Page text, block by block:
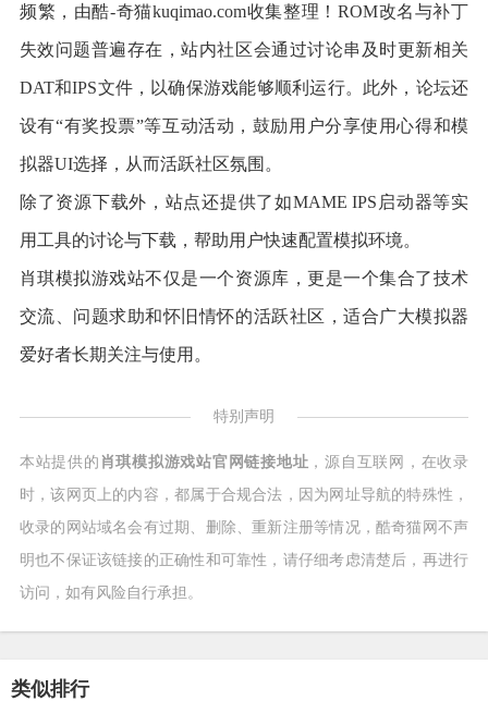
频繁，由酷-奇猫kuqimao.com收集整理！ROM改名与补丁
失效问题普遍存在，站内社区会通过讨论串及时更新相关
DAT和IPS文件，以确保游戏能够顺利运行。此外，论坛还
设有“有奖投票”等互动活动，鼓励用户分享使用心得和模
拟器UI选择，从而活跃社区氛围。
除了资源下载外，站点还提供了如MAME IPS启动器等实
用工具的讨论与下载，帮助用户快速配置模拟环境。
肖琪模拟游戏站不仅是一个资源库，更是一个集合了技术
交流、问题求助和怀旧情怀的活跃社区，适合广大模拟器
爱好者长期关注与使用。
特别声明
本站提供的 肖琪模拟游戏站官网链接地址 ，源自互联网，在收录
时，该网页上的内容，都属于合规合法，因为网址导航的特殊性，
收录的网站域名会有过期、删除、重新注册等情况，酷奇猫网不声
明也不保证该链接的正确性和可靠性，请仔细考虑清楚后，再进行
访问，如有风险自行承担。
类似排行